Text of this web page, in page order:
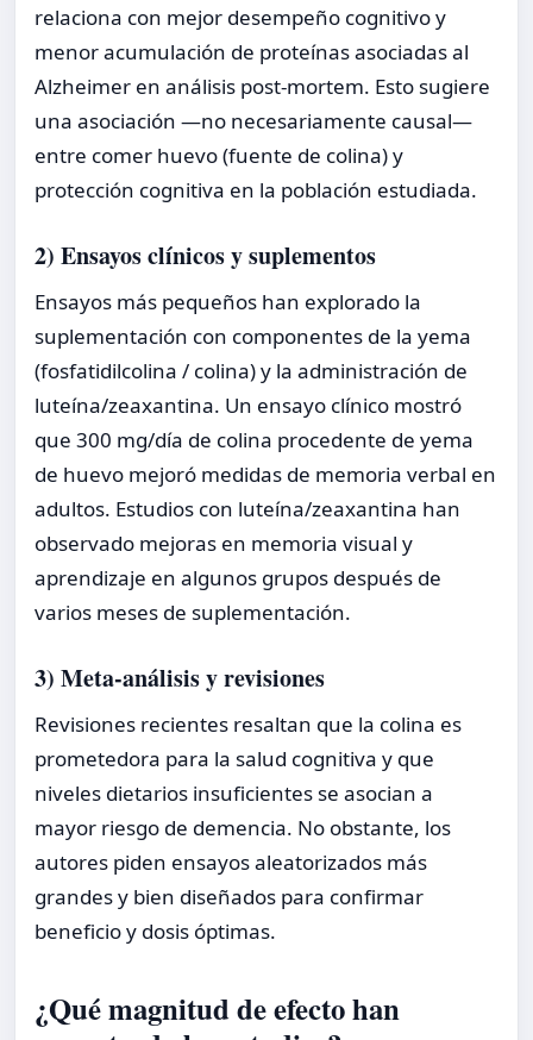
relaciona con mejor desempeño cognitivo y
menor acumulación de proteínas asociadas al
Alzheimer en análisis post-mortem. Esto sugiere
una asociación —no necesariamente causal—
entre comer huevo (fuente de colina) y
protección cognitiva en la población estudiada.
2) Ensayos clínicos y suplementos
Ensayos más pequeños han explorado la
suplementación con componentes de la yema
(fosfatidilcolina / colina) y la administración de
luteína/zeaxantina. Un ensayo clínico mostró
que 300 mg/día de colina procedente de yema
de huevo mejoró medidas de memoria verbal en
adultos. Estudios con luteína/zeaxantina han
observado mejoras en memoria visual y
aprendizaje en algunos grupos después de
varios meses de suplementación.
3) Meta-análisis y revisiones
Revisiones recientes resaltan que la colina es
prometedora para la salud cognitiva y que
niveles dietarios insuficientes se asocian a
mayor riesgo de demencia. No obstante, los
autores piden ensayos aleatorizados más
grandes y bien diseñados para confirmar
beneficio y dosis óptimas.
¿Qué magnitud de efecto han